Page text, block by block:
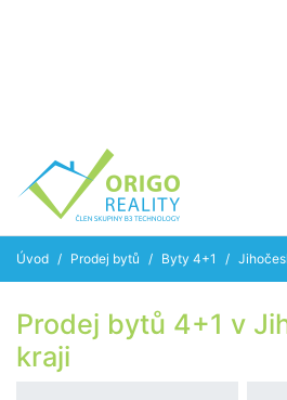
Úvod Prodej bytů Byty 4+1
Prodej bytů 4+1 v
kraji